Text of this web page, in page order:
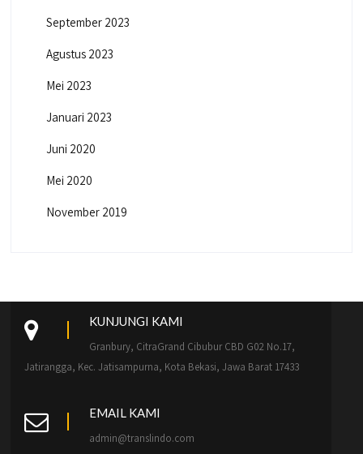
September 2023
Agustus 2023
Mei 2023
Januari 2023
Juni 2020
Mei 2020
November 2019
KUNJUNGI KAMI
Granbury, CitraGrand Cibubur CBD G02 No.17,
Jatirangga, Kec. Jatisampurna, Kota Bekasi, Jawa Barat 17433
EMAIL KAMI
admin@translindo.com